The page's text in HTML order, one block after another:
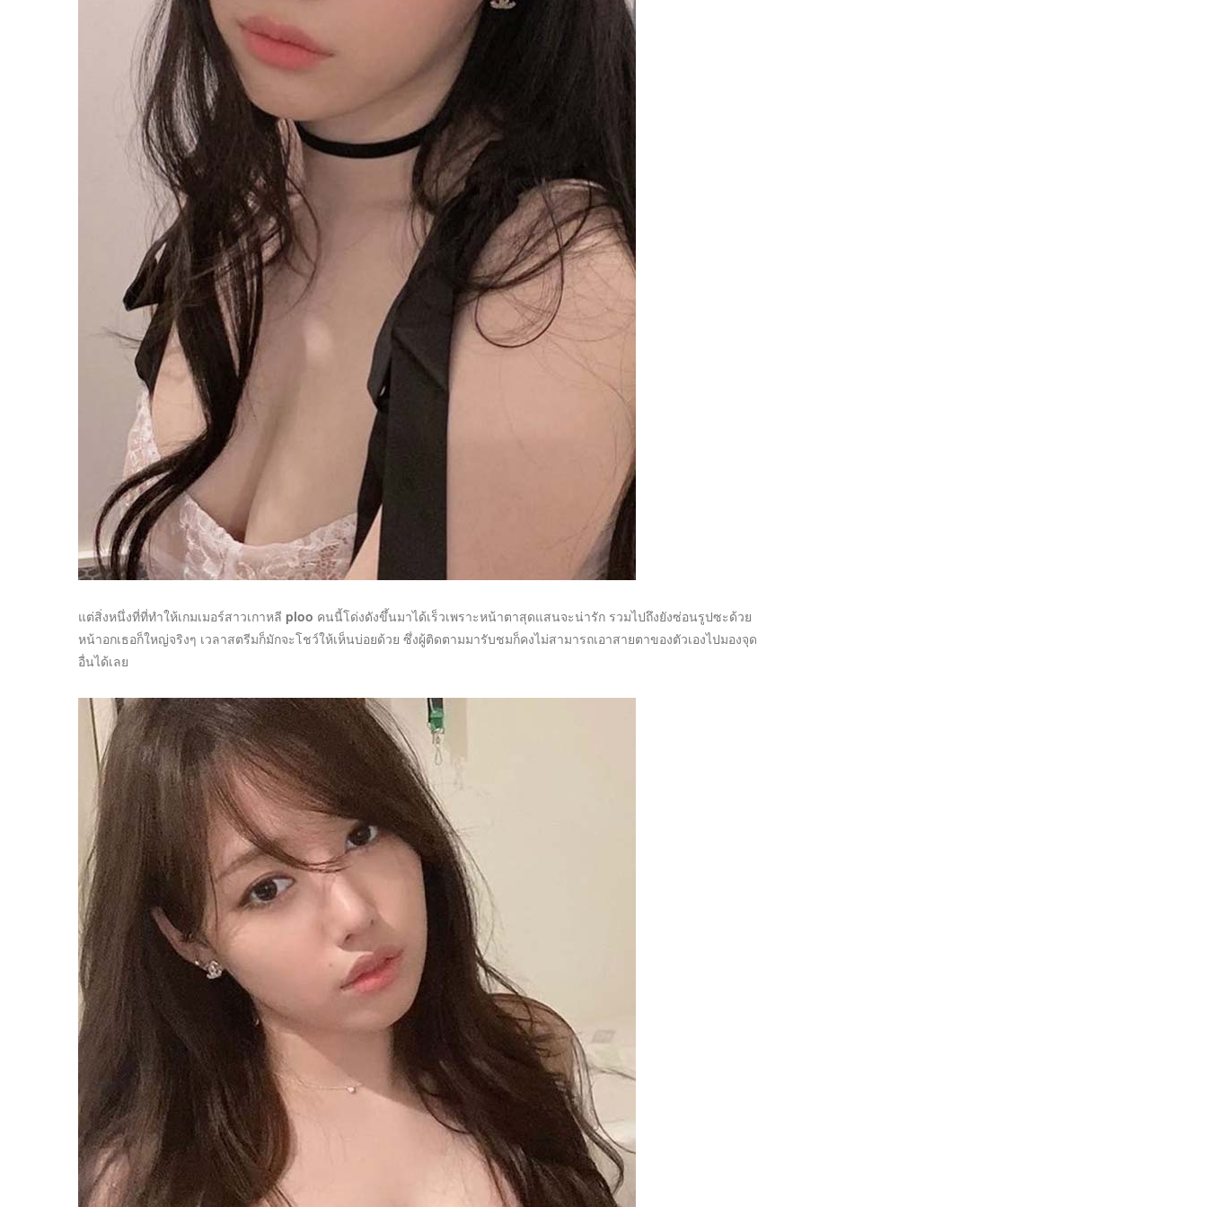
แต่สิ่งหนึ่งที่ที่ทำให้เกมเมอร์สาวเกาหลี ploo คนนี้โด่งดังขึ้นมาได้เร็วเพราะหน้าตาสุดแสนจะน่ารัก รวมไปถึงยังซ่อนรูปซะด้วย
หน้าอกเธอก็ใหญ่จริงๆ เวลาสตรีมก็มักจะโชว์ให้เห็นบ่อยด้วย ซึ่งผู้ติดตามมารับชมก็คงไม่สามารถเอาสายตาของตัวเองไปมองจุด
อื่นได้เลย